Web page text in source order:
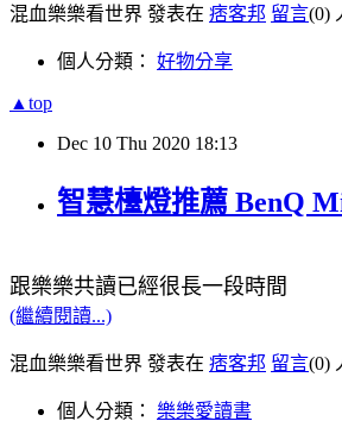
混血樂樂看世界 發表在 痞客邦 留言(0)
個人分類： 好物分享
▲top
Dec 10 Thu 2020 18:13
智慧檯燈推薦 BenQ
跟樂樂共讀已經很長一段時間
(繼續閱讀...)
混血樂樂看世界 發表在 痞客邦 留言(0)
個人分類： 樂樂愛讀書